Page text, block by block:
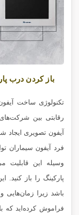
باز کردن درب
تکنولوژی ساخت
رقابتی بین شرکت‌های
آیفون تصویری ایجاد
فرد آیفون سیماران
وسیله‌ این قابلیت
پارکینگ را باز کنید.
باشد زیرا زمان‌هایی
فراموش کرده‌اید که